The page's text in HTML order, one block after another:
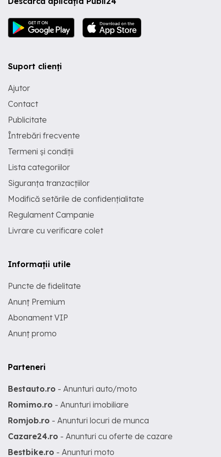
Suport clienți
Ajutor
Contact
Publicitate
Întrebări frecvente
Termeni și condiții
Lista categoriilor
Siguranța tranzacțiilor
Modifică setările de confidențialitate
Regulament Campanie
Livrare cu verificare colet
Informații utile
Puncte de fidelitate
Anunț Premium
Abonament VIP
Anunț promo
Parteneri
Bestauto.ro - Anunturi auto/moto
Romimo.ro - Anunturi imobiliare
Romjob.ro - Anunturi locuri de munca
Cazare24.ro - Anunturi cu oferte de cazare
Bestbike.ro - Anunturi moto